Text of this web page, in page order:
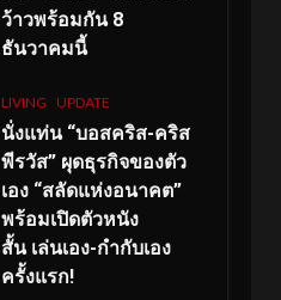
ว้าวพร้อมกัน 8
ธันวาคมนี้
LIVING UPDATE
นั่งแท่น “บอสคริส-คริส
พีรวัส” ผุดธุรกิจของตัว
เอง “สลัดแห่งอนาคต”
พร้อมเปิดตัวหนัง
สั้น เล่นเอง-กำกับเอง
ครั้งแรก!